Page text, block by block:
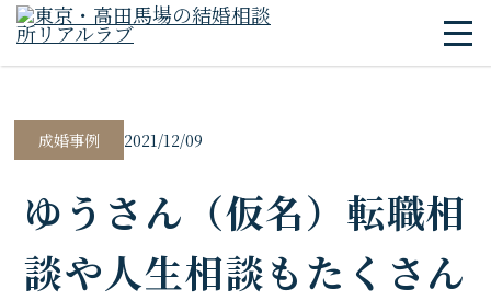
成婚事例 2021/12/09
ゆうさん（仮名）転職相
談や人生相談もたくさん